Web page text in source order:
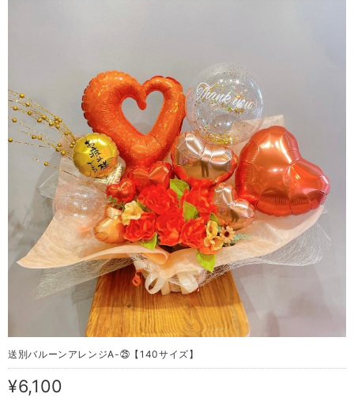
送別バルーンアレンジA-㉕【140サイズ】
¥6,100